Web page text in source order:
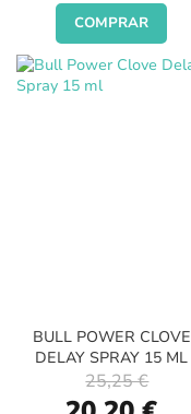
COMPRAR
BULL POWER CLOVE
DELAY SPRAY 15 ML
Special
25,25 €